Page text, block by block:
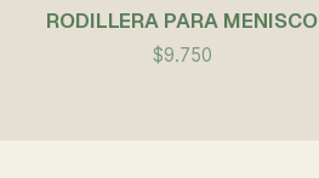
RODILLERA PARA MENISCO
$9.750